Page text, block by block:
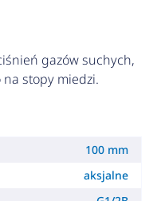
gazów suchych,
na stopy miedzi.
100 mm
aksjalne